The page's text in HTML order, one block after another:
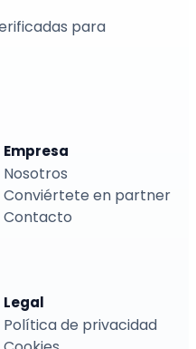
para
Empresa
Nosotros
Conviértete en partner
Contacto
Legal
Política de privacidad